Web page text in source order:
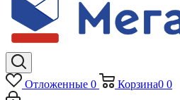
Отложенные 0 Корзина0 0